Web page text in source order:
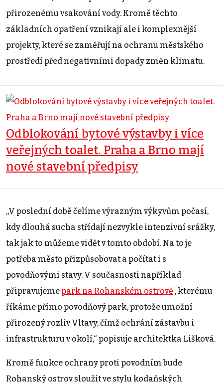
přirozenému vsakování vody. Kromě těchto
základních opatření vznikají ale i komplexnější
projekty, které se zaměřují na ochranu městského
prostředí před negativními dopady změn klimatu.
Odblokování bytové výstavby i více
veřejných toalet. Praha a Brno mají
nové stavební předpisy
„V poslední době čelíme výrazným výkyvům počasí,
kdy dlouhá sucha střídají nezvykle intenzivní srážky,
tak jak to můžeme vidět v tomto období. Na to je
potřeba město přizpůsobovat a počítat i s
povodňovými stavy. V současnosti například
připravujeme park na Rohanském ostrově , kterému
říkáme přímo povodňový park, protože umožní
přirozený rozliv Vltavy, čímž ochrání zástavbu i
infrastrukturu v okolí,“ popisuje architektka Lišková.
Kromě funkce ochrany proti povodním bude
Rohanský ostrov sloužit ve stylu kodaňských